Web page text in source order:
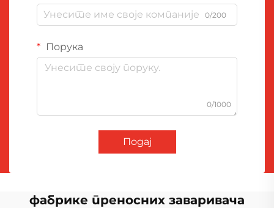
0/200
Порука
0/1000
Подај
фабрике преносних заваривача